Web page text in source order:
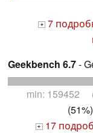
+ 7
Geekbench 6.7-
min: 159452
(51%)
+ 17